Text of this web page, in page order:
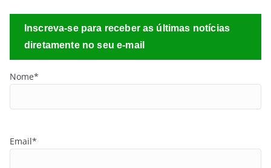
Inscreva-se para receber as últimas notícias
diretamente no seu e-mail
Nome*
Email*